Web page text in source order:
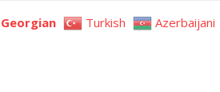
Georgian Turkish Azerbaijani